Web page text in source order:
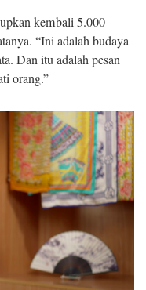
kembali 5.000
“Ini adalah budaya
Dan itu adalah pesan
orang.”